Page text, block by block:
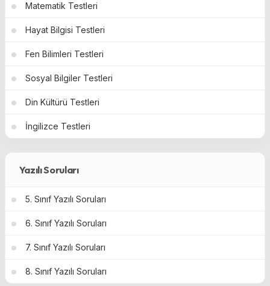
Matematik Testleri
Hayat Bilgisi Testleri
Fen Bilimleri Testleri
Sosyal Bilgiler Testleri
Din Kültürü Testleri
İngilizce Testleri
Yazılı Soruları
5. Sınıf Yazılı Soruları
6. Sınıf Yazılı Soruları
7. Sınıf Yazılı Soruları
8. Sınıf Yazılı Soruları